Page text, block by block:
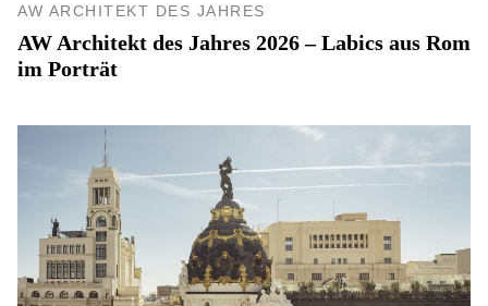
AW ARCHITEKT DES JAHRES
AW Architekt des Jahres 2026 – Labics aus Rom
im Porträt